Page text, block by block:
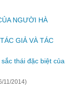
NGƯỜI HÀ
GIẢ VÀ TÁC
thái đặc biệt của
11/2014)